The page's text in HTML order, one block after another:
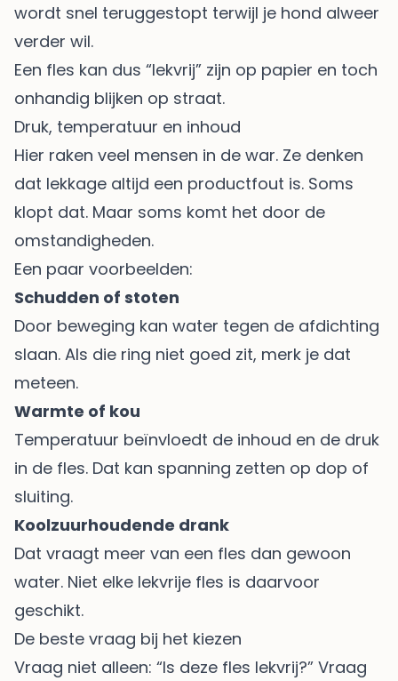
wordt snel teruggestopt terwijl je hond alweer
verder wil.
Een fles kan dus “lekvrij” zijn op papier en toch
onhandig blijken op straat.
Druk, temperatuur en inhoud
Hier raken veel mensen in de war. Ze denken
dat lekkage altijd een productfout is. Soms
klopt dat. Maar soms komt het door de
omstandigheden.
Een paar voorbeelden:
Schudden of stoten
Door beweging kan water tegen de afdichting
slaan. Als die ring niet goed zit, merk je dat
meteen.
Warmte of kou
Temperatuur beïnvloedt de inhoud en de druk
in de fles. Dat kan spanning zetten op dop of
sluiting.
Koolzuurhoudende drank
Dat vraagt meer van een fles dan gewoon
water. Niet elke lekvrije fles is daarvoor
geschikt.
De beste vraag bij het kiezen
Vraag niet alleen: “Is deze fles lekvrij?” Vraag